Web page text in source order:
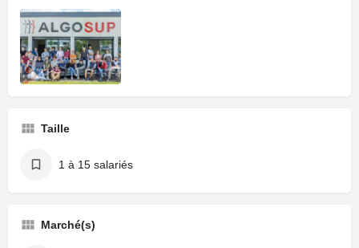
Taille
1 à 15 salariés
Marché(s)